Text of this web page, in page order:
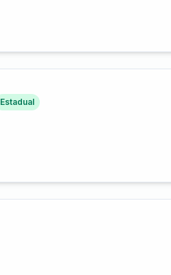
Estadual